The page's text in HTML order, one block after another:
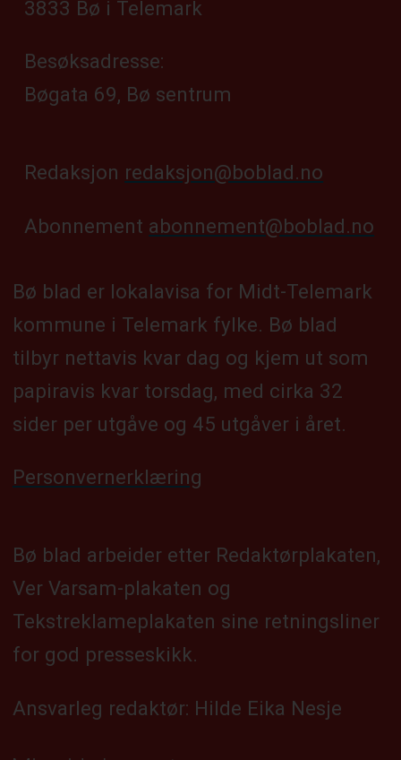
3833 Bø i Telemark
Besøksadresse:
Bøgata 69, Bø sentrum
Redaksjon redaksjon@boblad.no
Abonnement abonnement@boblad.no
Bø blad er lokalavisa for Midt-Telemark
kommune i Telemark fylke. Bø blad
tilbyr nettavis kvar dag og kjem ut som
papiravis kvar torsdag, med cirka 32
sider per utgåve og 45 utgåver i året.
Personvernerklæring
Bø blad arbeider etter Redaktørplakaten,
Ver Varsam-plakaten og
Tekstreklameplakaten sine retningsliner
for god presseskikk.
Ansvarleg redaktør: Hilde Eika Nesje